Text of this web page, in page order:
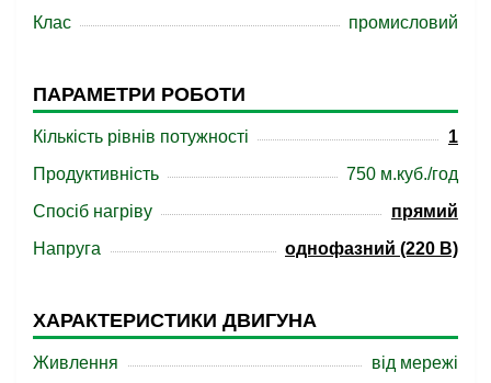
Клас
промисловий
ПАРАМЕТРИ РОБОТИ
Кількість рівнів потужності
1
Продуктивність
750 м.куб./год
Спосіб нагріву
прямий
Напруга
однофазний (220 В)
ХАРАКТЕРИСТИКИ ДВИГУНА
Живлення від мережі